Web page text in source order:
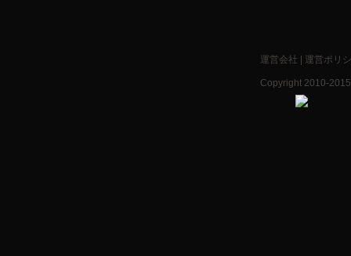
運営会社 運営ポリ
Copyright 2010-